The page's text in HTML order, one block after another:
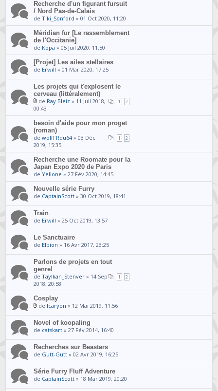
Recherche d'un figurant fursuit
/ Nord Pas-de-Calais
deTiki_Sonford » 01 Oct 2020, 11:20
Méridian fur [Le rassemblement
de l'Occitanie]
de Kopa » 05 Juil 2020, 11:50
[Projet] Les ailes stellaires
de Erwill » 01 Mar 2020, 17:25
Les projets qui t'explosent le
cerveau (littéralement)
1 2
de Ray Bleiz » 11 Juil 2018,
00:43
besoin d'aide pour mon proget
(roman)
1 2
dewolfFRdu64» 03 Déc
2019, 15:35
Recherche une Roomate pour la
Japan Expo 2020 de Paris
deYellone » 27 Fév 2020, 14:45
Nouvelle série Furry
de CaptainScott » 30 Oct 2019, 18:41
Train
de Erwill » 25 Oct 2019, 13:57
Le Sanctuaire
de Elbion » 16 Avr 2017, 23:25
Parlons de projets en tout
genre!
1 2
deTaylkan_Stenver » 14 Sep
2018, 20:58
Cosplay
de Icaryon » 12 Mai 2019, 11:56
Novel of koopaling
de catskart » 27 Fév 2014, 16:40
Recherches sur Beastars
de Gutt-Gutt » 02 Avr 2019, 16:25
Série Furry Fluff Adventure
de CaptainScott » 18 Mar 2019, 20:20